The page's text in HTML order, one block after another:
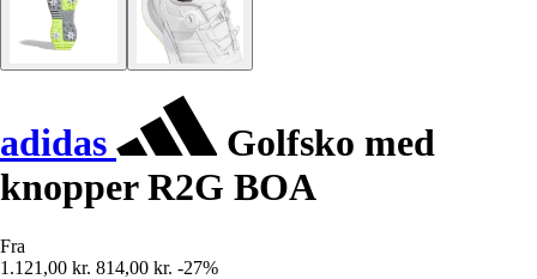
adidas
Golfsko med
knopper R2G BOA
Fra
1.121,00 kr. 814,00 kr. -27%